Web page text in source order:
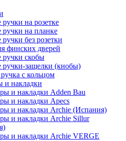
на розетке
на планке
без розетки
финских дверей
ручки скобы
ручки-защелки (кнобы)
с кольцом
и накладки
и накладки Adden Bau
и накладки Apecs
и накладки Archie (Испания)
и накладки Archie Sillur
и накладки Archie VERGE